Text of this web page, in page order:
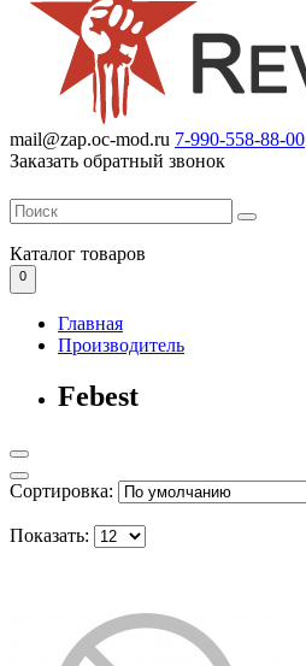
mail@zap.oc-mod.ru 7-990-558-88-00
Заказать обратный звонок
Каталог товаров
0
Главная
Производитель
Febest
Сортировка:
Показать: